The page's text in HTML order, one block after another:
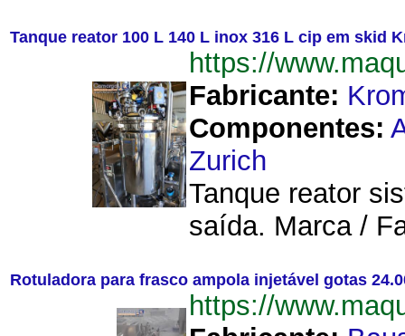
Tanque reator 100 L 140 L inox 316 L cip em skid
https://
Fabricante:
Componentes:
Zurich
Tanque reator
saída. Marca /
Rotuladora para frasco ampola injetável gotas
https://